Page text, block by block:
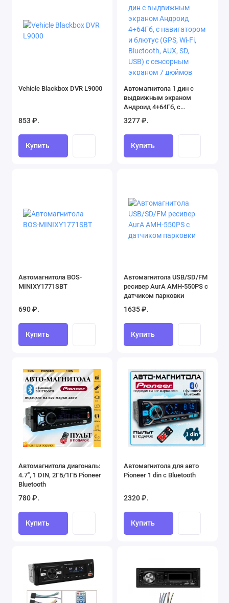
Vehicle Blackbox DVR L9000
853 ₽.
Купить
Автомагнитола 1 дин с
выдвижным экраном
Андроид 4+64Гб, c
Wi-Fi, Bluetooth, AUX, SD,
USB) с сенсорным экраном
7 дюймов
3277 ₽.
Купить
Автомагнитола BOS-
MINIXY1771SBT
690 ₽.
Купить
Автомагнитола USB/SD/FM
ресивер AurA AMH-550PS с
датчиком парковки
1635 ₽.
Купить
Автомагнитола диагональ:
4.7", 1 DIN, 2ГБ/1ГБ Pioneer
Bluetooth
780 ₽.
Купить
Автомагнитола для авто
Pioneer 1 din с Bluetooth
2320 ₽.
Купить